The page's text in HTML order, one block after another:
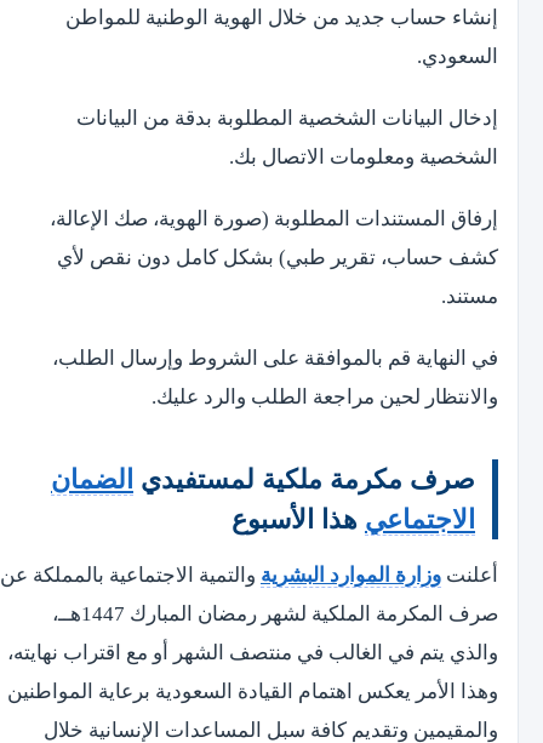
إنشاء حساب جديد من خلال الهوية الوطنية للمواطن
السعودي.
إدخال البيانات الشخصية المطلوبة بدقة من البيانات
الشخصية ومعلومات الاتصال بك.
إرفاق المستندات المطلوبة (صورة الهوية، صك الإعالة،
كشف حساب، تقرير طبي) بشكل كامل دون نقص لأي
مستند.
في النهاية قم بالموافقة على الشروط وإرسال الطلب،
والانتظار لحين مراجعة الطلب والرد عليك.
صرف مكرمة ملكية لمستفيدي الضمان
الاجتماعي هذا الأسبوع
أعلنت وزارة الموارد البشرية والتمية الاجتماعية بالمملكة عن
صرف المكرمة الملكية لشهر رمضان المبارك 1447هــ،
والذي يتم في الغالب في منتصف الشهر أو مع اقتراب نهايته،
وهذا الأمر يعكس اهتمام القيادة السعودية برعاية المواطنين
والمقيمين وتقديم كافة سبل المساعدات الإنسانية خلال